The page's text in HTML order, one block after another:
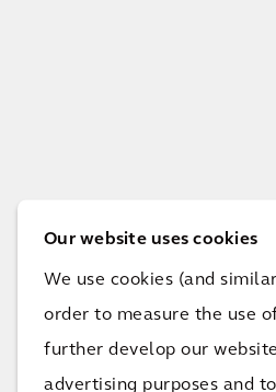
Our website uses cookies
We use cookies (and
order to measure the use
further develop our
advertising purposes and
osiąganiu ich celów i
Zobacz wszystkie projekty